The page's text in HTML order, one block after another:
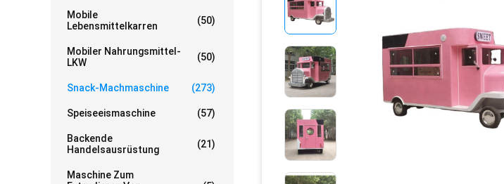
Mobile
Lebensmittelkarren
(50)
Mobiler Nahrungsmittel-
LKW
(50)
Snack-Machmaschine (273)
Speiseeismaschine (57)
Backende
Handelsausrüstung
(21)
Maschine Zum